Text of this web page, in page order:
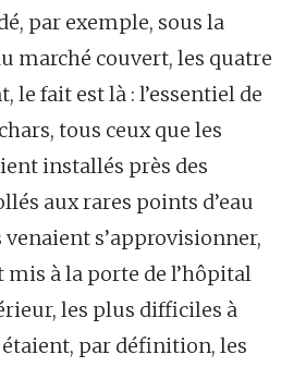
par exemple, sous la
marché couvert, les quatre
le fait est là : l’essentiel de
tous ceux que les
installés près des
aux rares points d’eau
s’approvisionner,
mis à la porte de l’hôpital
les plus difficiles à
par définition, les